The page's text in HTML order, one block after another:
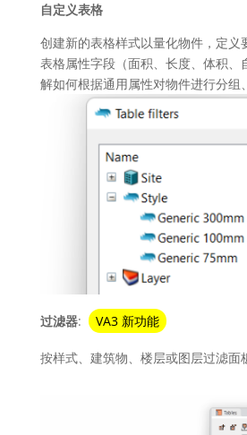
自定义表格
创建新的表格样式以量化物件，定义
表格属性字段（面积、长度、体积、
解如何根据通用属性对物件进行分组
过滤器: VA3 新功能
按样式、建筑物、楼层或图层过滤面